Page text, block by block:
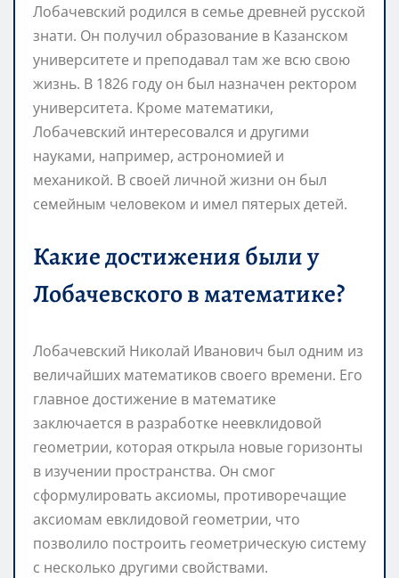
Лобачевский родился в семье древней русской
знати. Он получил образование в Казанском
университете и преподавал там же всю свою
жизнь. В 1826 году он был назначен ректором
университета. Кроме математики,
Лобачевский интересовался и другими
науками, например, астрономией и
механикой. В своей личной жизни он был
семейным человеком и имел пятерых детей.
Какие достижения были у
Лобачевского в математике?
Лобачевский Николай Иванович был одним из
величайших математиков своего времени. Его
главное достижение в математике
заключается в разработке неевклидовой
геометрии, которая открыла новые горизонты
в изучении пространства. Он смог
сформулировать аксиомы, противоречащие
аксиомам евклидовой геометрии, что
позволило построить геометрическую систему
с несколько другими свойствами.